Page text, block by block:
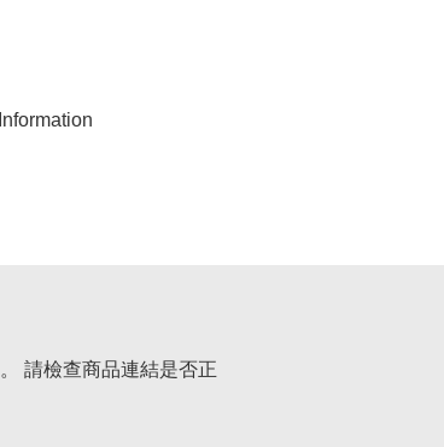
請檢查商品連結是否正